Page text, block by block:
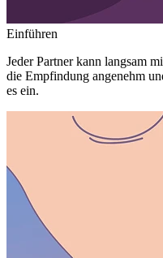
Einführen
Jeder Partner kann langsam
die Empfindung angenehm
es ein.